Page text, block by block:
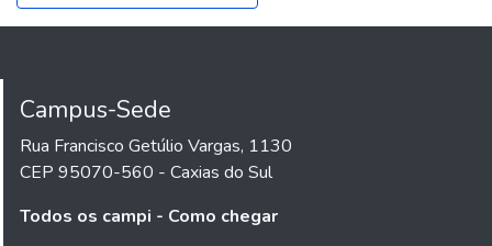
Campus-Sede
Rua Francisco Getúlio Vargas, 1130
CEP 95070-560 - Caxias do Sul
Todos os campi - Como chegar